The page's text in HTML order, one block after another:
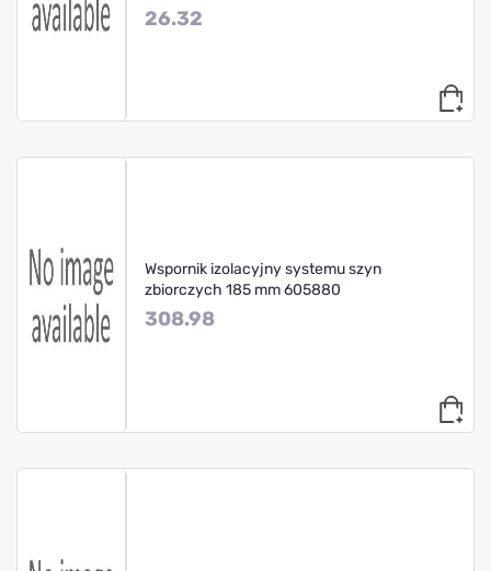
26.32
Wspornik izolacyjny systemu szyn
zbiorczych 185 mm 605880
308.98